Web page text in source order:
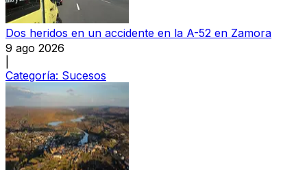
Dos heridos en un accidente en la A-52 en Zamora
9 ago 2026
Categoría: Sucesos